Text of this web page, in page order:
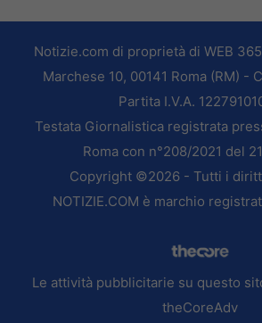
Notizie.com di proprietà di WEB
Marchese 10, 00141 Roma (RM) -
Partita I.V.A.
Testata Giornalistica registrata
Roma con n°208/2021 del
Copyright ©2026 - Tutti i
NOTIZIE.COM è marchio
Le attività pubblicitarie su questo
theCoreAdv